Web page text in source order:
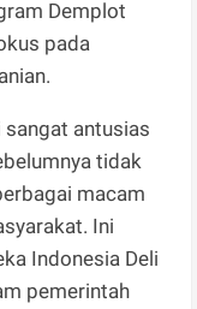
Demplot
pada
sangat antusias
tidak
macam
Ini
Indonesia Deli
pemerintah